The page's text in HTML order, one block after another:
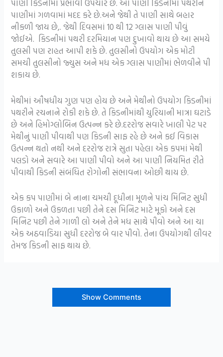
પાણી કિડનીમાં પ્રભાવી ઉપચાર છે. આ પાણી કિડનીમાં પથરીને
પાણીમાં ગળવામાં મદદ કરે છે.અને જેથી તે પાણી સાથે બહાર
નીકળી જાય છે,. જેથી દિવસમાં 10 થી 12 ગ્લાસ પાણી પીવું
જોઈએ. કિડનીમાં પથરી દરમિયાન પણ દુખાવો થાય છે આ સમયે
તુલસી પણ રાહત આપી શકે છે. તુલસીનો ઉપયોગ એક મોટી
સમચી તુલસીનો જ્યુસ અને મધ એક ગ્લાસ પાણીમાં ભેળવીને પી
શકાય છે.
મેથીમાં ઔષધીય ગુણ પણ હોય છે અને મેથીનો ઉપયોગ કિડનીમાં
પથરીને રચનાને રોકી શકે છે. તે કિડનીમાંથી યુરિયાની માત્રા ઘટાડે
છે અને હિમોગ્લોબિન ઉત્પન્ન કરે છે.દરરોજ સવારે ખાલી પેટ પર
મેથીનું પાણી પીવાથી પણ કિડની સાફ રહે છે અને કઈ વિકાસ
ઉત્પન્ન થતો નથી અને દરરોજ રાત્રે સુતા પહેલા એક કપમાં મેથી
પલડો અને સવારે આ પાણી પીવો અને આ પાણી નિયમિત રીતે
પીવાથી કિડની સંબંધિત રોગોની સંભાવના ઓછી થાય છે.
એક કપ પાણીમાં બે નાના ચમચી દૂધીના મૂળને પાંચ મિનિટ સુધી
ઉકાળો અને ઉકળતા પછી તેને દસ મિનિટ માટે મૂકો અને દસ
મિનિટ પછી તેને ગાળી લો અને તેને મધ સાથે પીવો અને આ ચા
એક અઠવાડિયા સુધી દરરોજ બે વાર પીવો. તેના ઉપયોગથી લીવર
તેમજ કિડની સાફ થાય છે.
Show Comments